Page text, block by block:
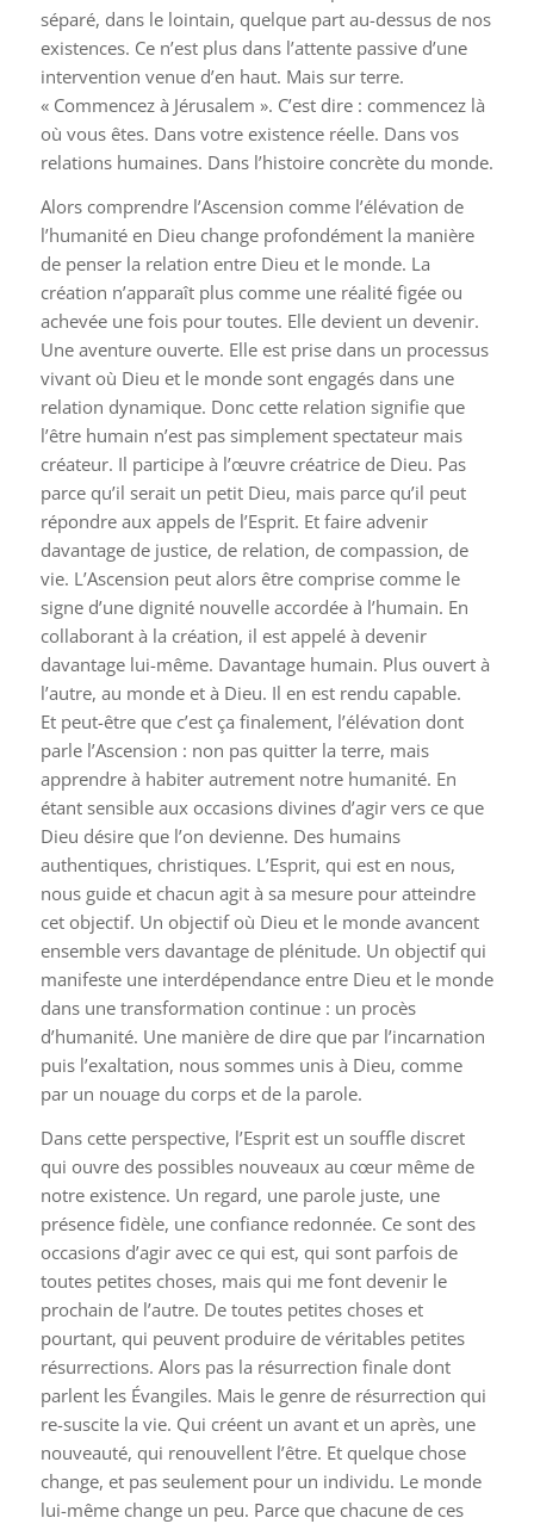
séparé, dans le lointain, quelque part au-dessus de nos
existences. Ce n’est plus dans l’attente passive d’une
intervention venue d’en haut. Mais sur terre.
« Commencez à Jérusalem ». C’est dire : commencez là
où vous êtes. Dans votre existence réelle. Dans vos
relations humaines. Dans l’histoire concrète du monde.
Alors comprendre l’Ascension comme l’élévation de
l’humanité en Dieu change profondément la manière
de penser la relation entre Dieu et le monde. La
création n’apparaît plus comme une réalité figée ou
achevée une fois pour toutes. Elle devient un devenir.
Une aventure ouverte. Elle est prise dans un processus
vivant où Dieu et le monde sont engagés dans une
relation dynamique. Donc cette relation signifie que
l’être humain n’est pas simplement spectateur mais
créateur. Il participe à l’œuvre créatrice de Dieu. Pas
parce qu’il serait un petit Dieu, mais parce qu’il peut
répondre aux appels de l’Esprit. Et faire advenir
davantage de justice, de relation, de compassion, de
vie. L’Ascension peut alors être comprise comme le
signe d’une dignité nouvelle accordée à l’humain. En
collaborant à la création, il est appelé à devenir
davantage lui-même. Davantage humain. Plus ouvert à
l’autre, au monde et à Dieu. Il en est rendu capable.
Et peut-être que c’est ça finalement, l’élévation dont
parle l’Ascension : non pas quitter la terre, mais
apprendre à habiter autrement notre humanité. En
étant sensible aux occasions divines d’agir vers ce que
Dieu désire que l’on devienne. Des humains
authentiques, christiques. L’Esprit, qui est en nous,
nous guide et chacun agit à sa mesure pour atteindre
cet objectif. Un objectif où Dieu et le monde avancent
ensemble vers davantage de plénitude. Un objectif qui
manifeste une interdépendance entre Dieu et le monde
dans une transformation continue : un procès
d’humanité. Une manière de dire que par l’incarnation
puis l’exaltation, nous sommes unis à Dieu, comme
par un nouage du corps et de la parole.
Dans cette perspective, l’Esprit est un souffle discret
qui ouvre des possibles nouveaux au cœur même de
notre existence. Un regard, une parole juste, une
présence fidèle, une confiance redonnée. Ce sont des
occasions d’agir avec ce qui est, qui sont parfois de
toutes petites choses, mais qui me font devenir le
prochain de l’autre. De toutes petites choses et
pourtant, qui peuvent produire de véritables petites
résurrections. Alors pas la résurrection finale dont
parlent les Évangiles. Mais le genre de résurrection qui
re-suscite la vie. Qui créent un avant et un après, une
nouveauté, qui renouvellent l’être. Et quelque chose
change, et pas seulement pour un individu. Le monde
lui-même change un peu. Parce que chacune de ces